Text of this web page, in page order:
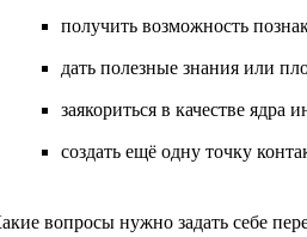
получить возможность
дать полезные знания или
заякориться в качестве
создать ещё одну точку
вопросы нужно задать себе